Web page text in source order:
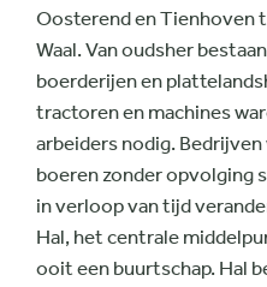
Oosterend en Tienhoven
Waal. Van oudsher
boerderijen en
tractoren en machines
arbeiders nodig.
boeren zonder opvolging
in verloop van tijd
Hal, het centrale
ooit een buurtschap. Hal